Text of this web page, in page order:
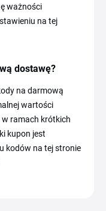
ważności
na tej
dostawę?
na darmową
wartości
ramach krótkich
kupon jest
kodów na tej stronie